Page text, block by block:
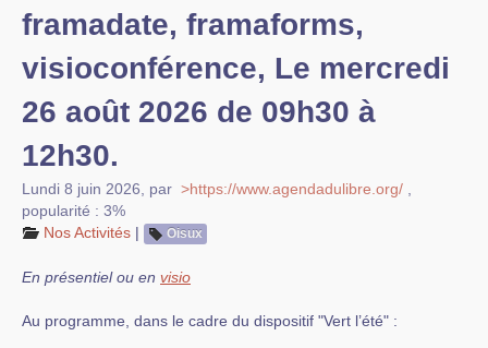
framadate, framaforms,
visioconférence, Le mercredi
26 août 2026 de 09h30 à
12h30.
Lundi 8 juin 2026 par >https://www.agendadulibre.org/
popularité : 3%
Nos Activités | Oisux
En présentiel ou en visio
Au programme, dans le cadre du dispositif "Vert l’été" :